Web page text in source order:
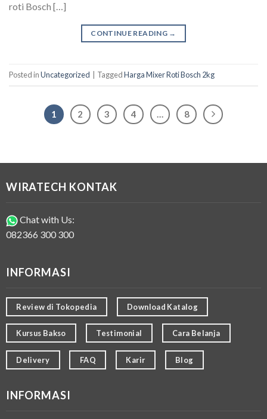
roti Bosch […]
CONTINUE READING →
Posted inUncategorized TaggedHarga Mixer Roti Bosch 2kg
1 2 3 4 8
WIRATECH KONTAK
Chat with Us:
082366 300 300
INFORMASI
Review di Tokopedia Download Katalog
Kursus Bakso Testimonial Cara Belanja
Delivery FAQ Karir Blog
INFORMASI